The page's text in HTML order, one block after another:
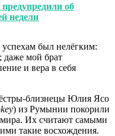
об
недели
успехам был нелёгким:
даже мой брат
и вера в себя
близнецы Юлия Ясо
) из Румынии покорили
Их считают самыми
такие восхождения.